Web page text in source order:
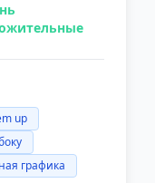
up
графика